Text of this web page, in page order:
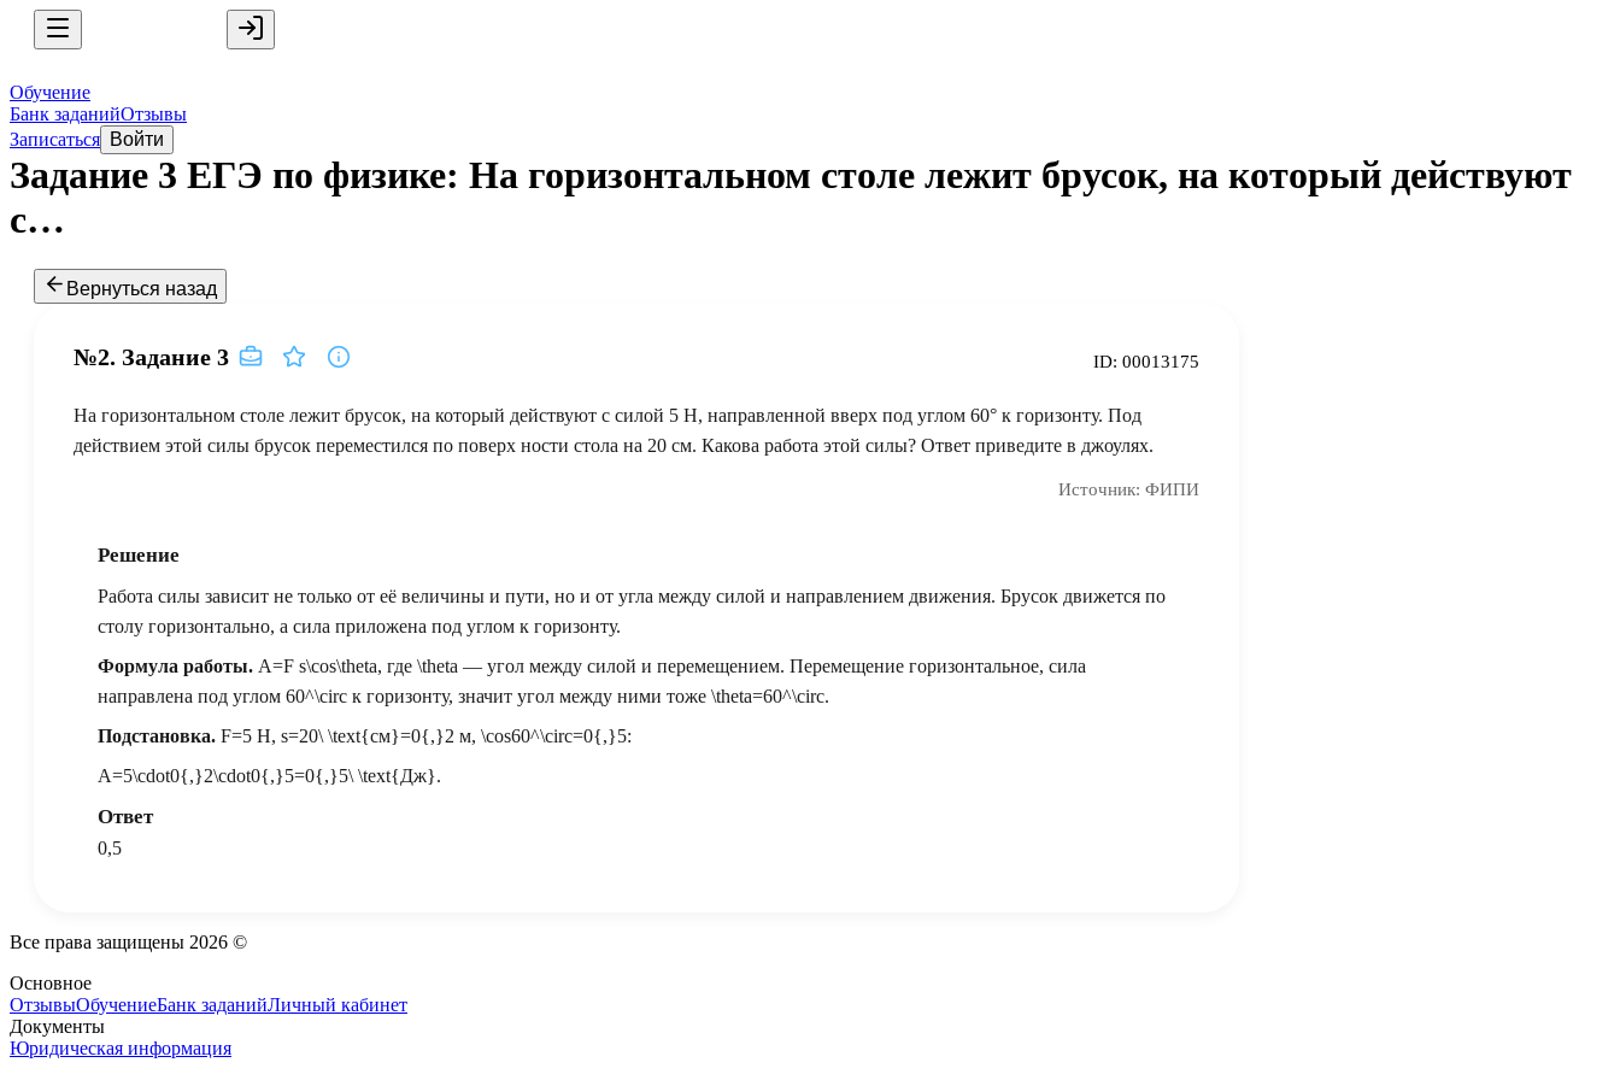
Обучение
Банк заданийОтзывы
Записаться Войти
Задание 3 ЕГЭ по физике: На горизонтальном столе лежит брусок, на который действуют
с…
Вернуться назад
№2. Задание 3 ID: 00013175
На горизонтальном столе лежит брусок, на который действуют с силой 5 Н, направленной вверх под углом 60° к горизонту. Под
действием этой силы брусок переместился по поверх ности стола на 20 см. Какова работа этой силы? Ответ приведите в джоулях.
Источник: ФИПИ
Решение
Работа силы зависит не только от её величины и пути, но и от угла между силой и направлением движения. Брусок движется по
столу горизонтально, а сила приложена под углом к горизонту.
Формула работы. A=F s\cos\theta, где \theta — угол между силой и перемещением. Перемещение горизонтальное, сила
направлена под углом 60^\circ к горизонту, значит угол между ними тоже \theta=60^\circ.
Подстановка. F=5 Н, s=20\ \text{см}=0{,}2 м, \cos60^\circ=0{,}5:
A=5\cdot0{,}2\cdot0{,}5=0{,}5\ \text{Дж}.
Ответ
0,5
Все права защищены 2026 ©
Основное
ОтзывыОбучениеБанк заданийЛичный кабинет
Документы
Юридическая информация